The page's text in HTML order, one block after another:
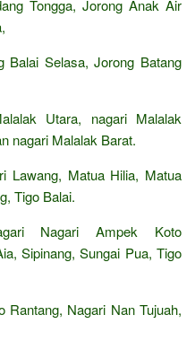
Tongga, Jorong Anak Air
Balai Selasa, Jorong Batang
Utara, nagari Malalak
nagari Malalak Barat.
Lawang, Matua Hilia, Matua
Tigo Balai.
Nagari Ampek Koto
Sipinang, Sungai Pua, Tigo
Rantang, Nagari Nan Tujuah,